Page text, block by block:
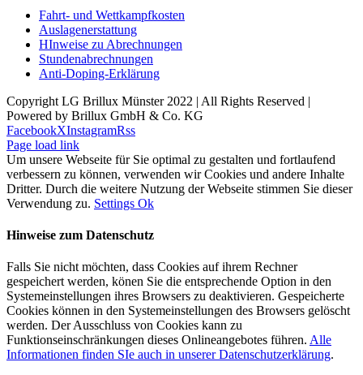
Fahrt- und Wettkampfkosten
Auslagenerstattung
HInweise zu Abrechnungen
Stundenabrechnungen
Anti-Doping-Erklärung
Copyright LG Brillux Münster 2022 | All Rights Reserved |
Powered by Brillux GmbH & Co. KG
FacebookXInstagramRss
Page load link
Um unsere Webseite für Sie optimal zu gestalten und fortlaufend
verbessern zu können, verwenden wir Cookies und andere Inhalte
Dritter. Durch die weitere Nutzung der Webseite stimmen Sie dieser
Verwendung zu. Settings Ok
Hinweise zum Datenschutz
Falls Sie nicht möchten, dass Cookies auf ihrem Rechner
gespeichert werden, könen Sie die entsprechende Option in den
Systemeinstellungen ihres Browsers zu deaktivieren. Gespeicherte
Cookies können in den Systemeinstellungen des Browsers gelöscht
werden. Der Ausschluss von Cookies kann zu
Funktionseinschränkungen dieses Onlineangebotes führen. Alle
Informationen finden SIe auch in unserer Datenschutzerklärung.